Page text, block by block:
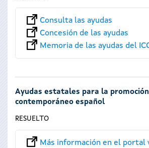
Consulta las ayudas
Concesión de las ayudas
Memoria de las ayudas del
Ayudas estatales para la
contemporáneo español
RESUELTO
Más información en el portal